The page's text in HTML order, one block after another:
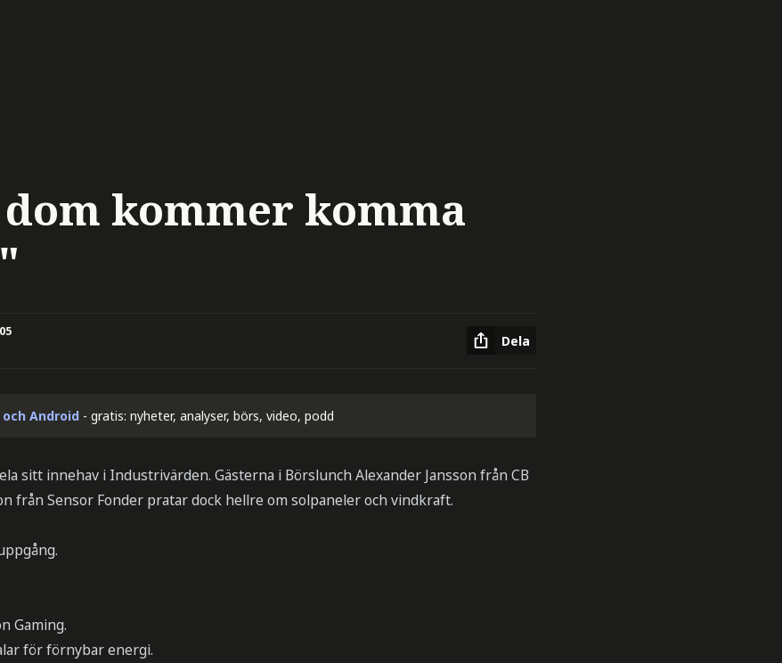
kommer komma
Dela
och Android - gratis: nyheter, analyser, börs, video, podd
sitt innehav i Industrivärden. Gästerna i Börslunch Alexander Jansson från CB
från Sensor Fonder pratar dock hellre om solpaneler och vindkraft.
Gaming.
för förnybar energi.